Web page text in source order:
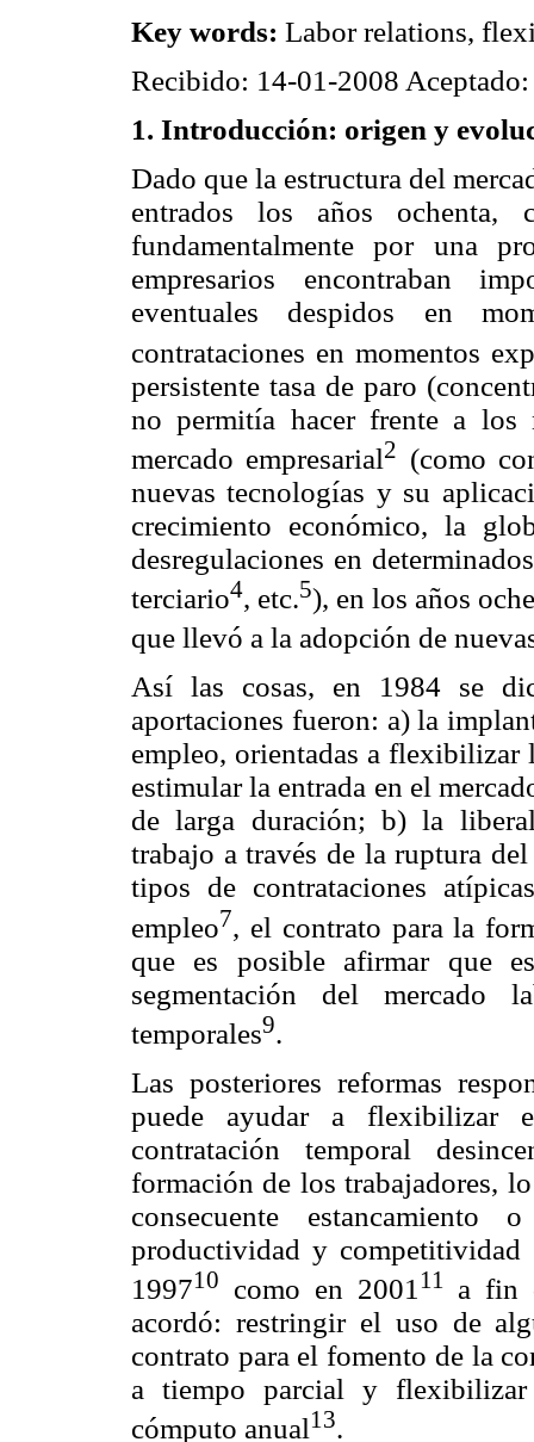
Key words: Labor relations,
Recibido: 14-01-2008
1. Introducción: origen y
Dado que la estructura del
entrados los años ochenta,
fundamentalmente por una
empresarios encontraban
eventuales despidos en
contrataciones en momentos
persistente tasa de paro
no permitía hacer frente a los
mercado empresarial2 (como
nuevas tecnologías y su
crecimiento económico, la
desregulaciones en
terciario4, etc.5), en los años
que llevó a la adopción de
Así las cosas, en 1984 se
aportaciones fueron: a) la
empleo, orientadas a flexibilizar
estimular la entrada en el
de larga duración; b) la
trabajo a través de la ruptura
tipos de contrataciones
empleo7, el contrato para la
que es posible afirmar que
segmentación del mercado
temporales9.
Las posteriores reformas
puede ayudar a flexibilizar
contratación temporal
formación de los trabajadores,
consecuente
productividad y competitividad
199710 como en 2001 11
a fin
acordó: restringir el uso de
contrato para el fomento de la
a tiempo parcial y
cómputo anual13.